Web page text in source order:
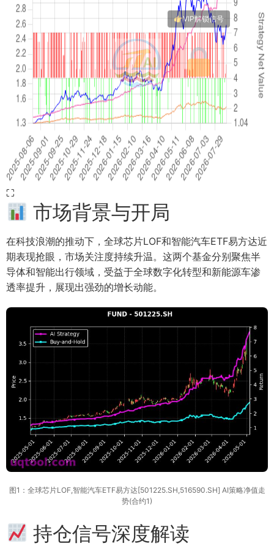
⛶
市场背景与开局
在科技浪潮的推动下，全球芯片LOF和智能汽车ETF易方达近
期表现抢眼，市场关注度持续升温。这两个基金分别聚焦半
导体和智能出行领域，受益于全球数字化转型和新能源车渗
透率提升，展现出强劲的增长动能。
图1：全球芯片LOF,智能汽车ETF易方达[501225.SH,516590.SH] AI策略净值走
势(合约1)
持仓信号深度解读